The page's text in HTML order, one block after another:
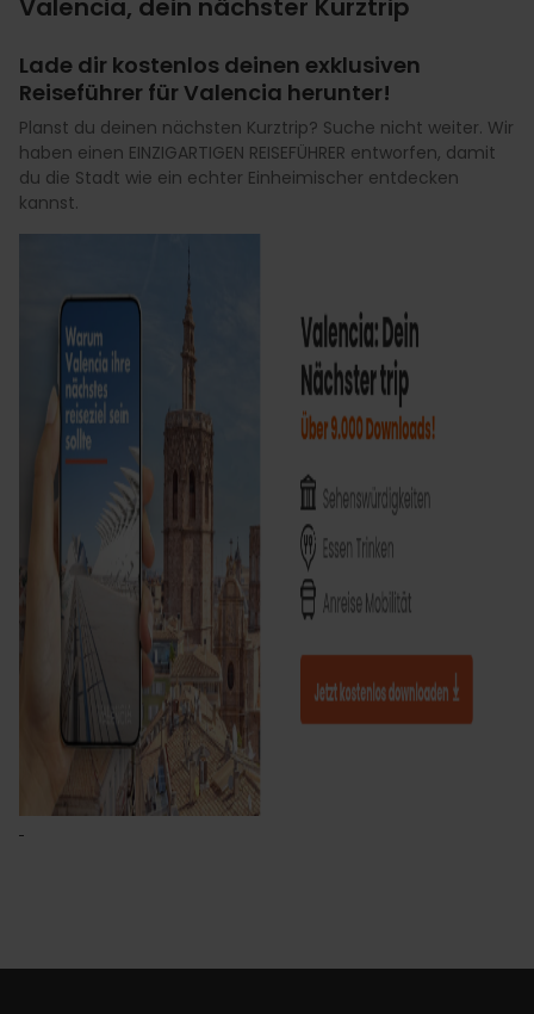
Valencia, dein nächster Kurztrip
Lade dir kostenlos deinen exklusiven
Reiseführer für Valencia herunter!
Planst du deinen nächsten Kurztrip? Suche nicht weiter. Wir
haben einen EINZIGARTIGEN REISEFÜHRER entworfen, damit
du die Stadt wie ein echter Einheimischer entdecken
kannst.